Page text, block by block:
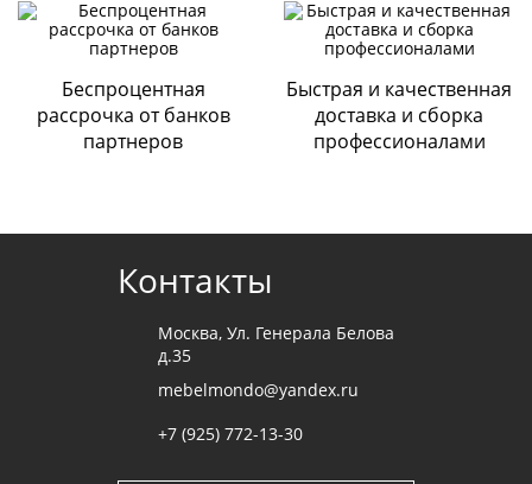
Безналичная оплата
По выставленному счету на расчетный счет Компании
ООО «ДИАРТ-М» (банк Райффайзен);
Наличными при получении мебели.
Cогласие с политикой конфиденциальности
Беспроцентная
рассрочка от банков
партнеров
Быстрая и качественная
доставка и сборка
профессионалами
Контакты
Москва, Ул. Генерала Белова
д.35
mebelmondo@yandex.ru
+7 (925) 772-13-30